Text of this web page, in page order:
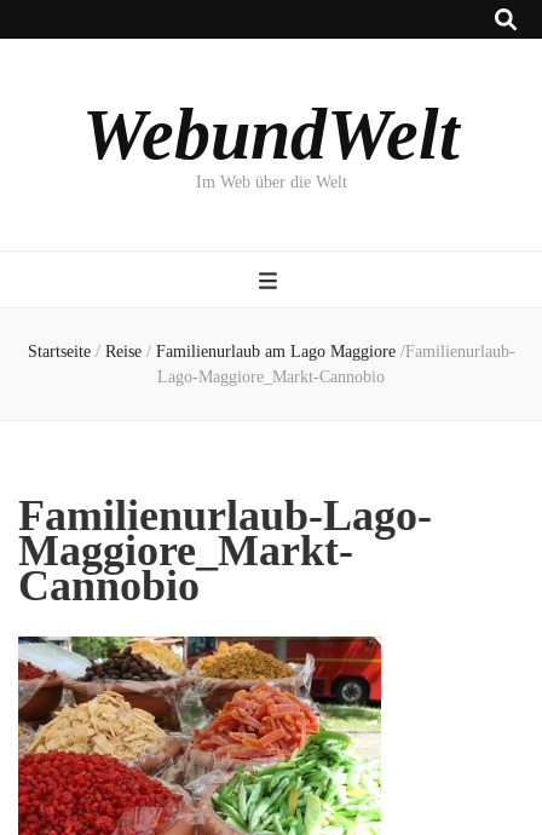
WebundWelt
Im Web über die Welt
Startseite / Reise / Familienurlaub am Lago Maggiore /Familienurlaub-
Lago-Maggiore_Markt-Cannobio
Familienurlaub-Lago-
Maggiore_Markt-
Cannobio